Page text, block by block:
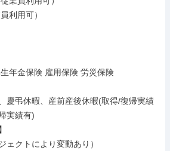
利用可）
年金保険 雇用保険 労災保険
慶弔休暇、産前産後休暇(取得/復帰実績
実績有)
ェクトにより変動あり）